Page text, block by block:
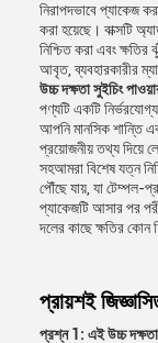
নিরাপদভাবে প্যাকেজ
করা হয়েছে। বাক্সটি
নিশ্চিত করা এবং ক্ষতির
আবৃত, ব্যবহারকারীর
উচ্চ দক্ষতা সুইচিং
পণ্যটি একটি
আপনি মানসিক শান্তি
প্রয়োজনীয় তথ্য দিয়ে
সহআমরা বিশেষ যত্ন
পৌঁছে যায়, যা টেম্পল-
প্যাকেজটি আসার পর
দলের কাছে ক্ষতির কোন
প্রায়শই
প্রশ্ন 1: এই উচ্চ দক্ষতা